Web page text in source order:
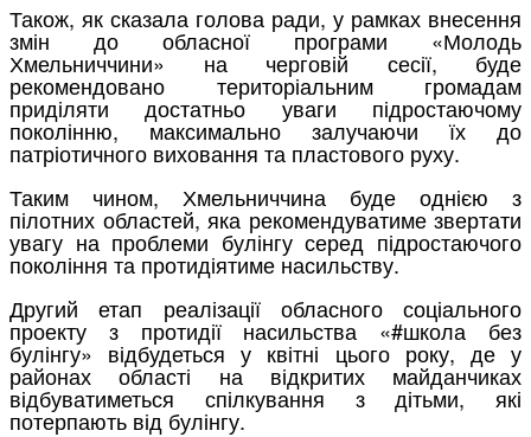
Також, як сказала голова ради, у рамках внесення
змін до обласної програми «Молодь
Хмельниччини» на черговій сесії, буде
рекомендовано територіальним громадам
приділяти достатньо уваги підростаючому
поколінню, максимально залучаючи їх до
патріотичного виховання та пластового руху.
Таким чином, Хмельниччина буде однією з
пілотних областей, яка рекомендуватиме звертати
увагу на проблеми булінгу серед підростаючого
покоління та протидіятиме насильству.
Другий етап реалізації обласного соціального
проекту з протидії насильства «#школа без
булінгу» відбудеться у квітні цього року, де у
районах області на відкритих майданчиках
відбуватиметься спілкування з дітьми, які
потерпають від булінгу.